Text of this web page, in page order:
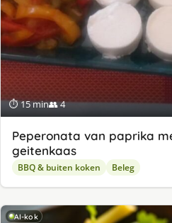
⏱ 15 min👥 4
Peperonata van paprika
geitenkaas
BBQ & buiten koken Beleg
AI-kok